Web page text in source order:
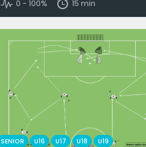
0 - 100% 15 min
SENIOR U16 U17 U18 U19